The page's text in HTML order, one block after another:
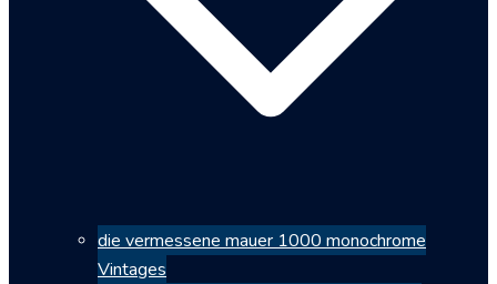
die vermessene mauer 1000 monochrome
Vintages